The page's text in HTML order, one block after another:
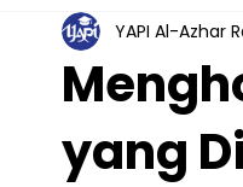
TKIA 13 Rawamangun
yang
YAPI Al-Azhar